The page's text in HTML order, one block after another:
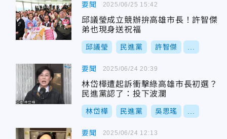
要聞
邱議瑩成立競辦拚高雄市長！許智傑
弟也現身送祝福
邱議瑩 民進黨 許智傑
2025/06/25 15:42
要聞
林岱樺遭起訴衝擊綠高雄市長初選？
民進黨認了：投下波瀾
林岱樺 民進黨 吳思瑤
2025/06/24 20:39
要聞 2025/06/24 12:13